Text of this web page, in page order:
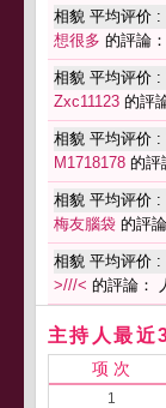
相貌 平均评价 :
想很多 的評論：
相貌 平均评价 :
Zxc11123 的評
相貌 平均评价 :
M1718178 的評
相貌 平均评价 :
梅友腦袋 的評
相貌 平均评价 :
>///< 的評論：
主持人最近
项 次
1